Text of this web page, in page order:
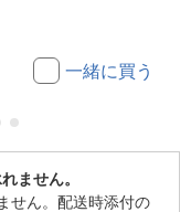
一緒に買う
ません。
せん。配送時添付の